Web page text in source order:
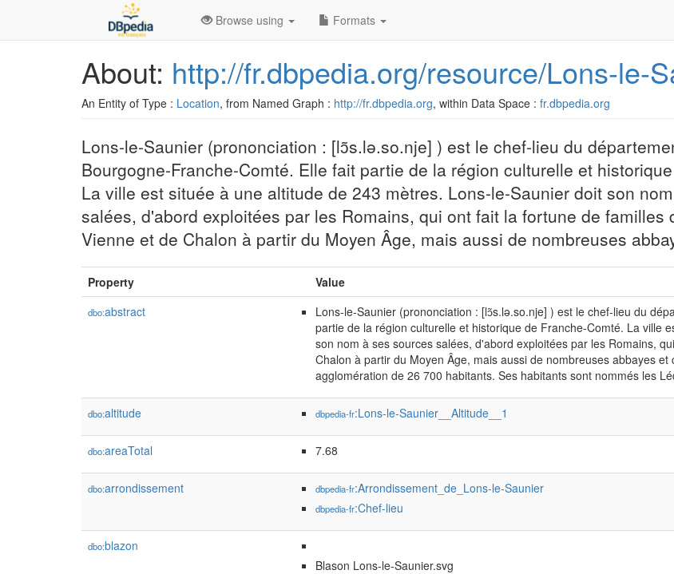
Browse using Formats
About: http://fr.dbpedia.org/resource/Lons-le-
An Entity of Type : Location, from Named Graph : http://fr.dbpedia.org, within Data Space : fr.dbpedia.org
Lons-le-Saunier (prononciation : [lɔ̃s.lə.so.nje] ) est le chef-lieu du
Bourgogne-Franche-Comté. Elle fait partie de la région culturelle et
La ville est située à une altitude de 243 mètres. Lons-le-Saunier doit son
salées, d'abord exploitées par les Romains, qui ont fait la fortune de familles
Vienne et de Chalon à partir du Moyen Âge, mais aussi de nombreuses
Property Value
dbo:abstract
Lons-le-Saunier (prononciation : [lɔ̃s.lə.so.nje] ) est le chef-lieu du
partie de la région culturelle et historique de Franche-Comté. La ville
son nom à ses sources salées, d'abord exploitées par les Romains,
Chalon à partir du Moyen Âge, mais aussi de nombreuses abbayes
agglomération de 26 700 habitants. Ses habitants sont nommés les
dbo:altitude dbpedia-fr:Lons-le-Saunier__Altitude__1
dbo:areaTotal 7.68
dbo:arrondissement dbpedia-fr:Arrondissement_de_Lons-le-Saunier
dbpedia-fr:Chef-lieu
dbo:blazon
Blason Lons-le-Saunier.svg